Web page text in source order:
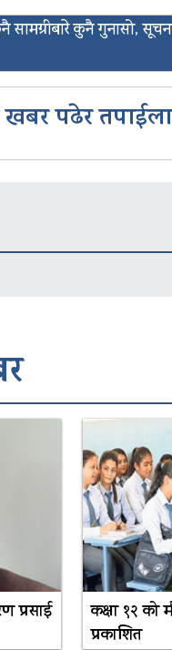
कुनै गुनासो,
खबर पढेर
प्रसाई
कक्षा १२ को
प्रकाशित